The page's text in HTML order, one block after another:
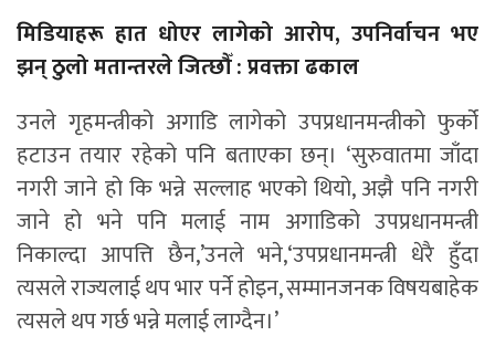
मिडियाहरू हात धोएर लागेको आरोप, उपनिर्वाचन भए
झन् ठुलो मतान्तरले जित्छौँ : प्रवक्ता ढकाल
उनले गृहमन्त्रीको अगाडि लागेको उपप्रधानमन्त्रीको फुर्को
हटाउन तयार रहेको पनि बताएका छन्। ‘सुरुवातमा जाँदा
नगरी जाने हो कि भन्ने सल्लाह भएको थियो, अझै पनि नगरी
जाने हो भने पनि मलाई नाम अगाडिको उपप्रधानमन्त्री
निकाल्दा आपत्ति छैन,’उनले भने,‘उपप्रधानमन्त्री धेरै हुँदा
त्यसले राज्यलाई थप भार पर्ने होइन, सम्मानजनक विषयबाहेक
त्यसले थप गर्छ भन्ने मलाई लाग्दैन।’